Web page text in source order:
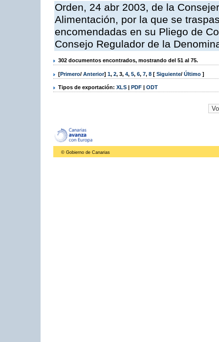
Orden, 24 abr 2003, de la
Alimentación, por la que se
encomendadas en su Pliego de
Consejo Regulador de la
302 documentos encontrados, mostrando del 51 al 75.
[Primero/ Anterior] 1, 2, 3, 4, 5, 6, 7, 8 [ Siguiente/ Último ]
Tipos de exportación: XLS | PDF | ODT
© Gobierno de Canarias